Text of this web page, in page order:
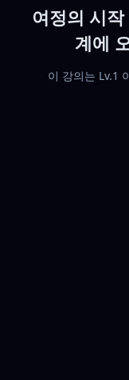
여정의 시
계에
이 강의는 Lv.1